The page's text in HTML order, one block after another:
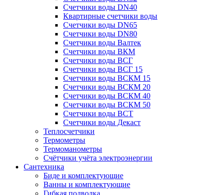
Счетчики воды DN40
Квартирные счетчики воды
Счетчики воды DN65
Счетчики воды DN80
Счетчики воды Валтек
Счетчики воды ВКМ
Счетчики воды ВСГ
Счетчики воды ВСГ 15
Счетчики воды ВСКМ 15
Счетчики воды ВСКМ 20
Счетчики воды ВСКМ 40
Счетчики воды ВСКМ 50
Счетчики воды ВСТ
Счетчики воды Декаст
Теплосчетчики
Термометры
Термоманометры
Счётчики учёта электроэнергии
Сантехника
Биде и комплектующие
Ванны и комплектующие
Гибкая подводка